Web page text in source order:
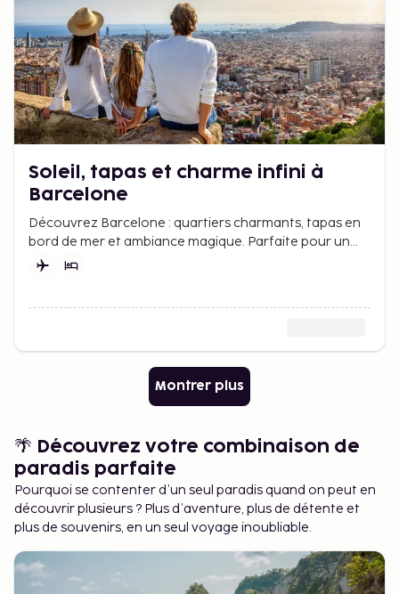
Soleil, tapas et charme infini à
Barcelone
Découvrez Barcelone : quartiers charmants, tapas en
bord de mer et ambiance magique. Parfaite pour un
week-end plein de culture et de soleil.
Montrer plus
🌴 Découvrez votre combinaison de
paradis parfaite
Pourquoi se contenter d’un seul paradis quand on peut en
découvrir plusieurs ? Plus d’aventure, plus de détente et
plus de souvenirs, en un seul voyage inoubliable.